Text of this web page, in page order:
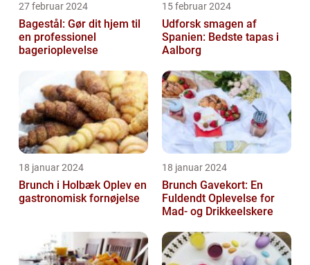
27 februar 2024
Bagestål: Gør dit hjem til
en professionel
bagerioplevelse
15 februar 2024
Udforsk smagen af
Spanien: Bedste tapas i
Aalborg
18 januar 2024
Brunch i Holbæk Oplev en
gastronomisk fornøjelse
18 januar 2024
Brunch Gavekort: En
Fuldendt Oplevelse for
Mad- og Drikkeelskere